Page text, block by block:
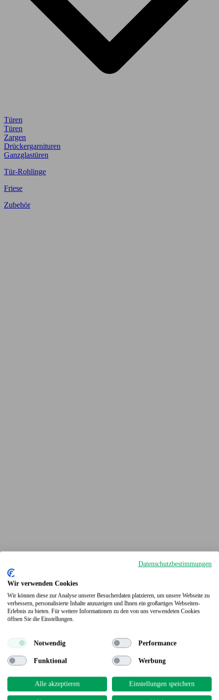
Türen
Türen
Zargen
Drückergarnituren
Ganzglastüren
Tür-Rohlinge
Friese
Zubehör
Terrassendielen
Datenschutzbestimmungen
Wir verwenden Cookies
Wir können diese zur Analyse unserer Besucherdaten platzieren, um unsere Webseite zu
verbessern, personalisierte Inhalte anzuzeigen und Ihnen ein großartiges Webseiten-
Erlebnis zu bieten. Für weitere Informationen zu den von uns verwendeten Cookies
öffnen Sie die Einstellungen.
Notwendig Performance
Funktional Werbung
Alle akzeptieren Einstellungen speichern